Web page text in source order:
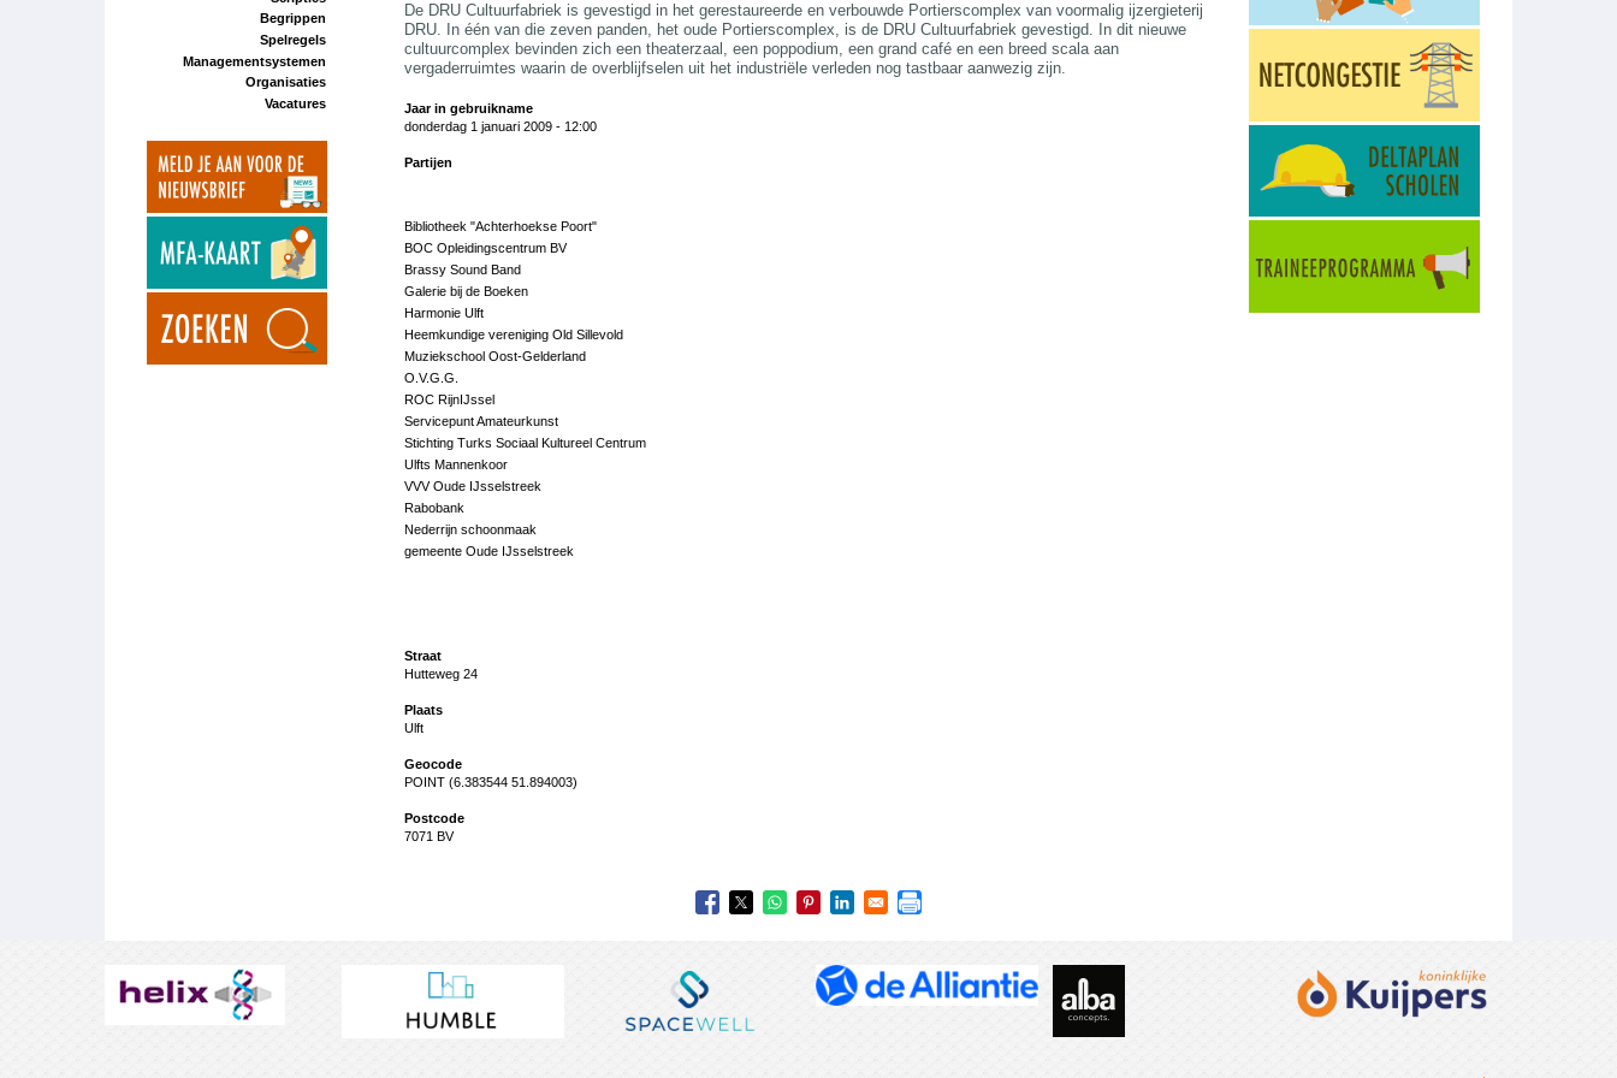
Begrippen
Spelregels
Managementsystemen
Organisaties
Vacatures
De DRU Cultuurfabriek is gevestigd in het gerestaureerde en verbouwde Portierscomplex van voormalig ijzergieterij
DRU. In één van die zeven panden, het oude Portierscomplex, is de DRU Cultuurfabriek gevestigd. In dit nieuwe
cultuurcomplex bevinden zich een theaterzaal, een poppodium, een grand café en een breed scala aan
vergaderruimtes waarin de overblijfselen uit het industriële verleden nog tastbaar aanwezig zijn.
Jaar in gebruikname
donderdag 1 januari 2009 - 12:00
Partijen
Bibliotheek "Achterhoekse Poort"
BOC Opleidingscentrum BV
Brassy Sound Band
Galerie bij de Boeken
Harmonie Ulft
Heemkundige vereniging Old Sillevold
Muziekschool Oost-Gelderland
O.V.G.G.
ROC RijnIJssel
Servicepunt Amateurkunst
Stichting Turks Sociaal Kultureel Centrum
Ulfts Mannenkoor
VVV Oude IJsselstreek
Rabobank
Nederrijn schoonmaak
gemeente Oude IJsselstreek
Straat
Hutteweg 24
Plaats
Ulft
Geocode
POINT (6.383544 51.894003)
Postcode
7071 BV